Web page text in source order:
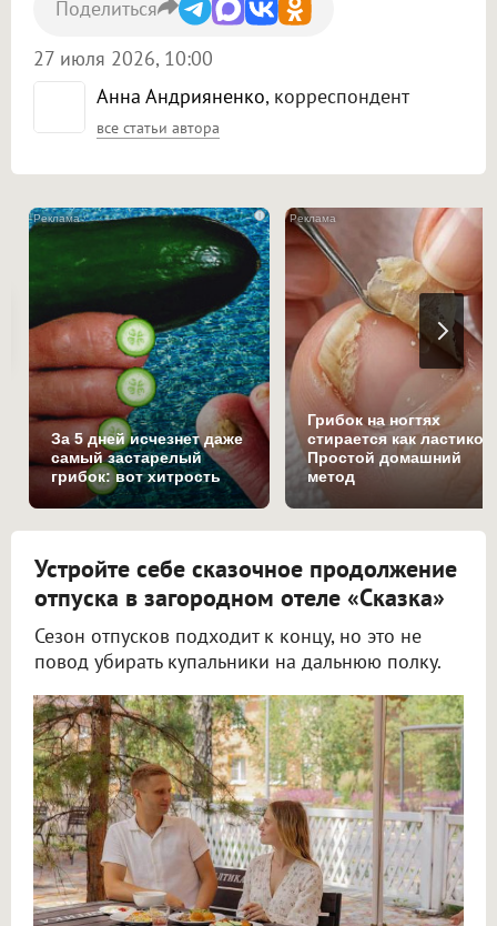
Анна Андрияненко, корреспондент
все статьи автора
27 июля 2026, 10:00
Поделиться
i
За 5 дней исчезнет даже
самый застарелый
грибок: вот хитрость
Грибок на ногтях
стирается как
Простой домашний
метод
Устройте себе сказочное продолжение
отпуска в загородном отеле «Сказка»
Сезон отпусков подходит к концу, но это не
повод убирать купальники на дальнюю полку.